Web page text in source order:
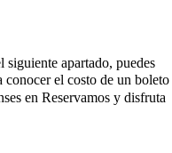
apartado, puedes
conocer el costo de un boleto
en Reservamos y disfruta